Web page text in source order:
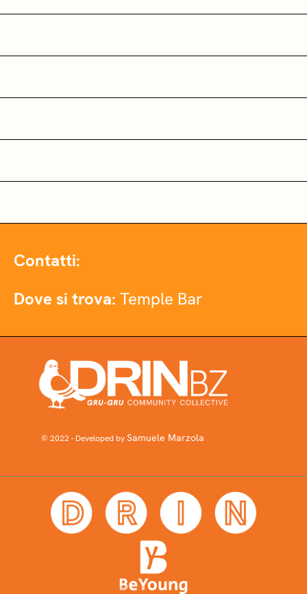
Contatti:
Dove si trova: Temple Bar
© 2022 - Developed bySamuele Marzola